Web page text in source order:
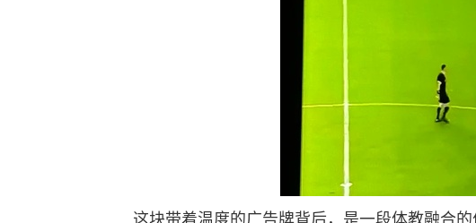
这块带着温度的广告牌背后，是一段体教融合